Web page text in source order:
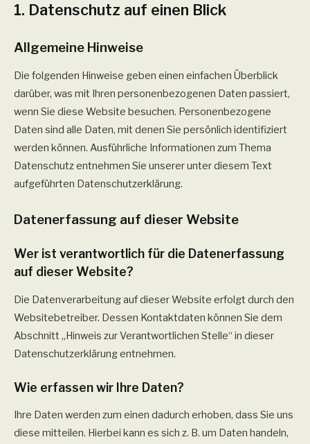
1. Datenschutz auf einen Blick
Allgemeine Hinweise
Die folgenden Hinweise geben einen einfachen Überblick
darüber, was mit Ihren personenbezogenen Daten passiert,
wenn Sie diese Website besuchen. Personenbezogene
Daten sind alle Daten, mit denen Sie persönlich identifiziert
werden können. Ausführliche Informationen zum Thema
Datenschutz entnehmen Sie unserer unter diesem Text
aufgeführten Datenschutzerklärung.
Datenerfassung auf dieser Website
Wer ist verantwortlich für die Datenerfassung
auf dieser Website?
Die Datenverarbeitung auf dieser Website erfolgt durch den
Websitebetreiber. Dessen Kontaktdaten können Sie dem
Abschnitt „Hinweis zur Verantwortlichen Stelle“ in dieser
Datenschutzerklärung entnehmen.
Wie erfassen wir Ihre Daten?
Ihre Daten werden zum einen dadurch erhoben, dass Sie uns
diese mitteilen. Hierbei kann es sich z. B. um Daten handeln,